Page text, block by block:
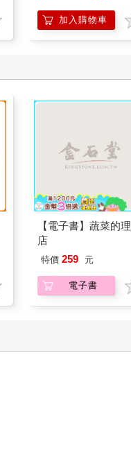
加入購物車
【電子書】蔬菜的
店
特價 259 元
電子書